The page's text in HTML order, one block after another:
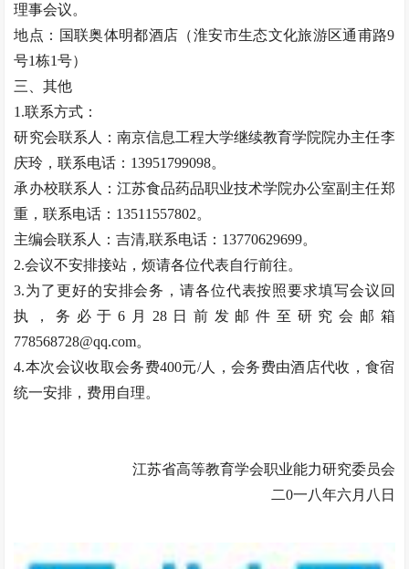
理事会议。
地点：国联奥体明都酒店（淮安市生态文化旅游区通甫路9
号1栋1号）
三、其他
1.联系方式：
研究会联系人：南京信息工程大学继续教育学院院办主任李
庆玲，联系电话：13951799098。
承办校联系人：江苏食品药品职业技术学院办公室副主任郑
重，联系电话：13511557802。
主编会联系人：吉清,联系电话：13770629699。
2.会议不安排接站，烦请各位代表自行前往。
3.为了更好的安排会务，请各位代表按照要求填写会议回
执，务必于6月28日前发邮件至研究会邮箱
778568728@qq.com。
4.本次会议收取会务费400元/人，会务费由酒店代收，食宿
统一安排，费用自理。
江苏省高等教育学会职业能力研究委员会
二0一八年六月八日